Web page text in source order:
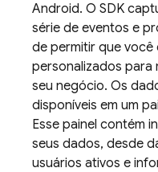
Android. O SDK
série de eventos e
de permitir que você
personalizados para
seu negócio. Os
disponíveis em um
Esse painel contém
seus dados, desde
usuários ativos e